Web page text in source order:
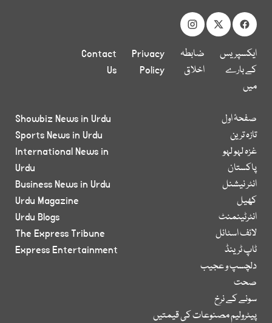
ایکسپریس
کے بارے
میں
ضابطہ
اخلاق
Privacy
Policy
Contact
Us
صفحۂ اول
تازہ ترین
غزہ لہو لہو
پاکستان
انٹر نیشنل
کھیل
انٹرٹینمنٹ
لائف اسٹائل
ٹاپ ٹرینڈ
دلچسپ و عجیب
صحت
سونے کے نرخ
پیٹرولیم مصنوعات کی قیمتیں
Showbiz News in Urdu
Sports News in Urdu
International News in
Urdu
Business News in Urdu
Urdu Magazine
Urdu Blogs
The Express Tribune
Express Entertainment